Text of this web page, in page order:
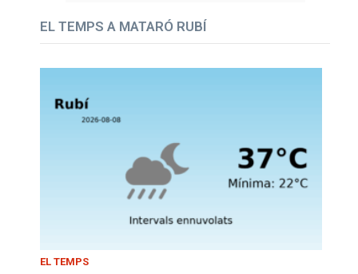
EL TEMPS A MATARÓ RUBÍ
EL TEMPS